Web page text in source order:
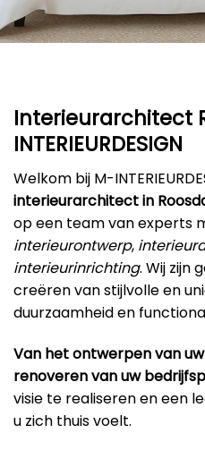
Interieurarchitect
INTERIEURDESIGN
Welkom bij M-
interieurarchitect in
op een team van experts
interieurontwerp,
interieurinrichting. Wij zijn
creëren van stijlvolle en
duurzaamheid en
Van het ontwerpen van
renoveren van uw
visie te realiseren en een
u zich thuis voelt.